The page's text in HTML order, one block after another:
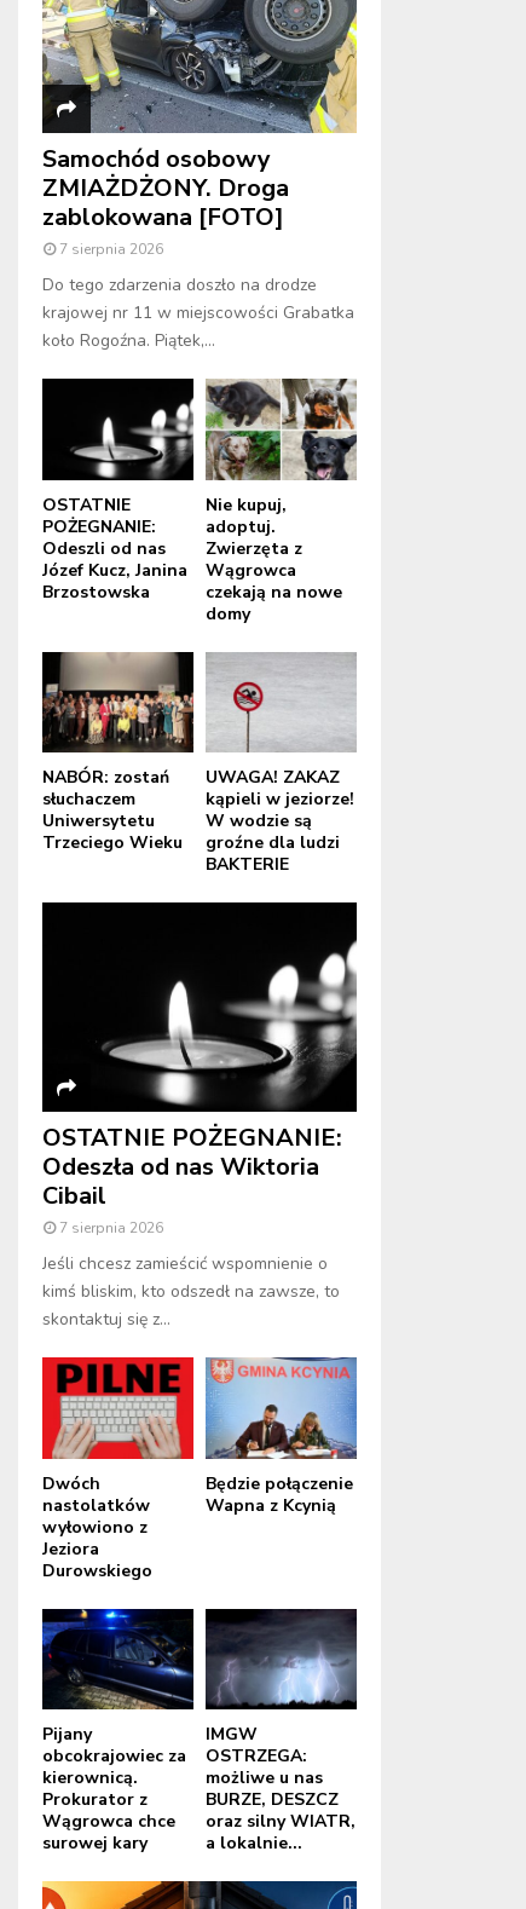
Samochód osobowy
ZMIAŻDŻONY. Droga
zablokowana [FOTO]
7 sierpnia 2026
Do tego zdarzenia doszło na drodze
krajowej nr 11 w miejscowości Grabatka
koło Rogoźna. Piątek,...
OSTATNIE
POŻEGNANIE:
Odeszli od nas
Józef Kucz, Janina
Brzostowska
Nie kupuj,
adoptuj.
Zwierzęta z
Wągrowca
czekają na nowe
domy
NABÓR: zostań
słuchaczem
Uniwersytetu
Trzeciego Wieku
UWAGA! ZAKAZ
kąpieli w jeziorze!
W wodzie są
groźne dla ludzi
BAKTERIE
OSTATNIE POŻEGNANIE:
Odeszła od nas Wiktoria
Cibail
7 sierpnia 2026
Jeśli chcesz zamieścić wspomnienie o
kimś bliskim, kto odszedł na zawsze, to
skontaktuj się z...
Dwóch
nastolatków
wyłowiono z
Jeziora
Durowskiego
Będzie połączenie
Wapna z Kcynią
Pijany
obcokrajowiec za
kierownicą.
Prokurator z
Wągrowca chce
surowej kary
IMGW
OSTRZEGA:
możliwe u nas
BURZE, DESZCZ
oraz silny WIATR,
a lokalnie...